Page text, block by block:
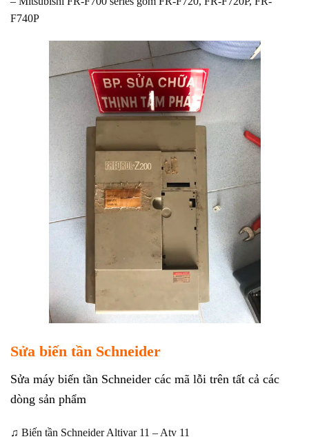
F740P
Sửa biến tần Schneider
Sửa máy biến tần Schneider các mã lỗi trên tất cả các
dòng sản phẩm
♫ Biến tần Schneider Altivar 11 – Atv 11